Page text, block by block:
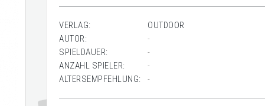
VERLAG:
OUTDOOR
AUTOR:
-
SPIELDAUER:
-
ANZAHL SPIELER:
-
ALTERSEMPFEHLUNG:
-